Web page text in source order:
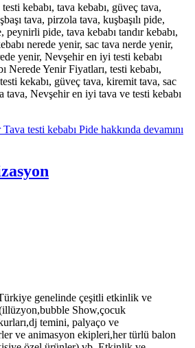
kebabı, tava kebabı, güveç tava,
tava, pirzola tava, kuşbaşılı pide,
peynirli pide, tava kebabı tandır kebabı,
nerede yenir, sac tava nerde yenir,
yenir, Nevşehir en iyi testi kebabı
Nerede Yenir Fiyatları, testi kebabı,
kekabı, güveç tava, kiremit tava, sac
tava, Nevşehir en iyi tava ve testi kebabı
testi kebabı Pide hakkında devamını
genelinde çeşitli etkinlik ve
Show,çocuk
temini, palyaço ve
ve animasyon ekipleri,her türlü balon